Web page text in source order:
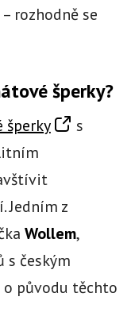
rozhodně se
šperky?
šperky
s
Jedním z
Wollem,
s českým
původu těchto